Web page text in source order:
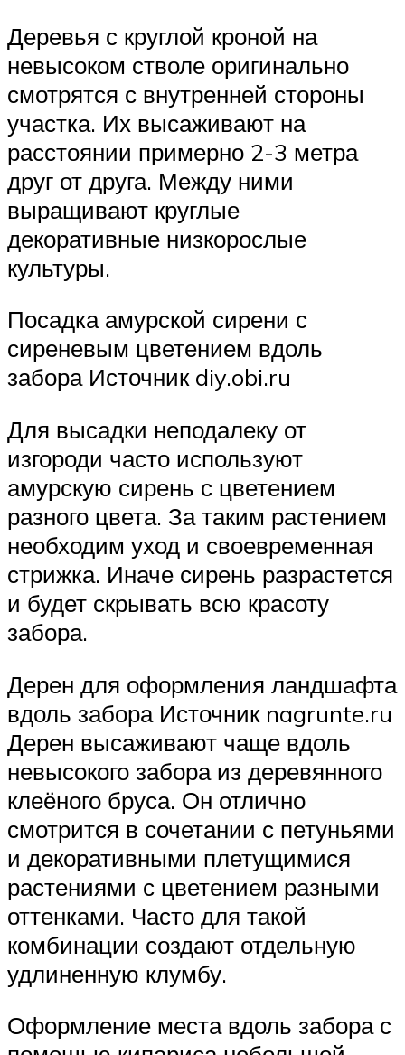
Деревья с круглой кроной на
невысоком стволе оригинально
смотрятся с внутренней стороны
участка. Их высаживают на
расстоянии примерно 2-3 метра
друг от друга. Между ними
выращивают круглые
декоративные низкорослые
культуры.
Посадка амурской сирени с
сиреневым цветением вдоль
забора Источник diy.obi.ru
Для высадки неподалеку от
изгороди часто используют
амурскую сирень с цветением
разного цвета. За таким растением
необходим уход и своевременная
стрижка. Иначе сирень разрастется
и будет скрывать всю красоту
забора.
Дерен для оформления ландшафта
вдоль забора Источник nagrunte.ru
Дерен высаживают чаще вдоль
невысокого забора из деревянного
клеёного бруса. Он отлично
смотрится в сочетании с петуньями
и декоративными плетущимися
растениями с цветением разными
оттенками. Часто для такой
комбинации создают отдельную
удлиненную клумбу.
Оформление места вдоль забора с